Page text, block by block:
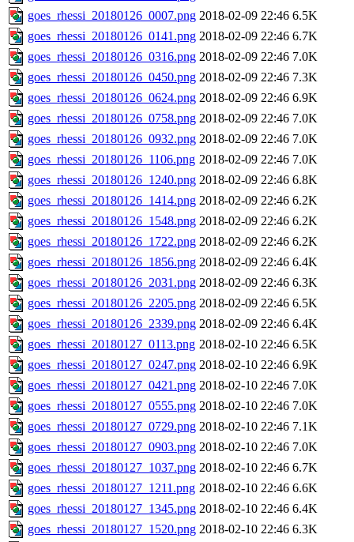
goes_rhessi_20180126_0007.png 2018-02-09 22:46 6.5K
goes_rhessi_20180126_0141.png 2018-02-09 22:46 6.7K
goes_rhessi_20180126_0316.png 2018-02-09 22:46 7.0K
goes_rhessi_20180126_0450.png 2018-02-09 22:46 7.3K
goes_rhessi_20180126_0624.png 2018-02-09 22:46 6.9K
goes_rhessi_20180126_0758.png 2018-02-09 22:46 7.0K
goes_rhessi_20180126_0932.png 2018-02-09 22:46 7.0K
goes_rhessi_20180126_1106.png 2018-02-09 22:46 7.0K
goes_rhessi_20180126_1240.png 2018-02-09 22:46 6.8K
goes_rhessi_20180126_1414.png 2018-02-09 22:46 6.2K
goes_rhessi_20180126_1548.png 2018-02-09 22:46 6.2K
goes_rhessi_20180126_1722.png 2018-02-09 22:46 6.2K
goes_rhessi_20180126_1856.png 2018-02-09 22:46 6.4K
goes_rhessi_20180126_2031.png 2018-02-09 22:46 6.3K
goes_rhessi_20180126_2205.png 2018-02-09 22:46 6.5K
goes_rhessi_20180126_2339.png 2018-02-09 22:46 6.4K
goes_rhessi_20180127_0113.png 2018-02-10 22:46 6.5K
goes_rhessi_20180127_0247.png 2018-02-10 22:46 6.9K
goes_rhessi_20180127_0421.png 2018-02-10 22:46 7.0K
goes_rhessi_20180127_0555.png 2018-02-10 22:46 7.0K
goes_rhessi_20180127_0729.png 2018-02-10 22:46 7.1K
goes_rhessi_20180127_0903.png 2018-02-10 22:46 7.0K
goes_rhessi_20180127_1037.png 2018-02-10 22:46 6.7K
goes_rhessi_20180127_1211.png 2018-02-10 22:46 6.6K
goes_rhessi_20180127_1345.png 2018-02-10 22:46 6.4K
goes_rhessi_20180127_1520.png 2018-02-10 22:46 6.3K